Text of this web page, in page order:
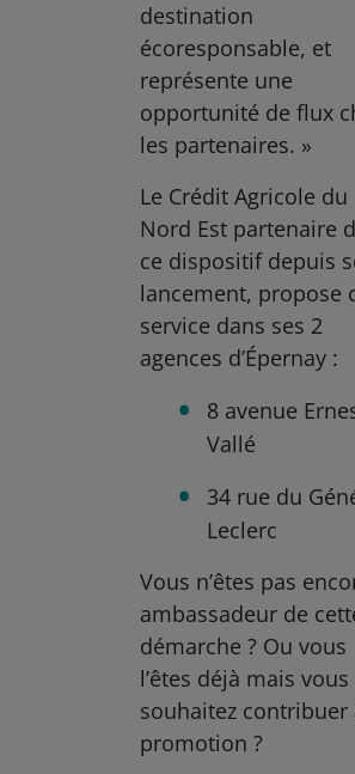
destination
écoresponsable, et
représente une
opportunité de flux
les partenaires. »
Le Crédit Agricole du
Nord Est partenaire
ce dispositif depuis
lancement, propose
service dans ses 2
agences d’Épernay :
8 avenue
Vallé
34 rue du
Leclerc
Vous n’êtes pas
ambassadeur de
démarche ? Ou vous
l’êtes déjà mais vous
souhaitez contribuer
promotion ?